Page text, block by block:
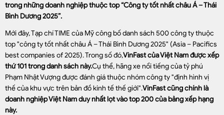
trong những doanh nghiệp thuộc top “Công ty tốt nhất châu Á – Thái
Bình Dương 2025”.
Mới đây, Tạp chí TIME của Mỹ công bố danh sách 500 công ty thuộc
top "công ty tốt nhất châu Á – Thái Bình Dương 2025" (Asia – Pacifics
best companies of 2025). Trong số đó,VinFast của Việt Nam được xếp
thứ 101 trong danh sách này.Cụ thể, hãng xe nổi tiếng của tỷ phú
Phạm Nhật Vượng được đánh giá thuộc nhóm công ty "định hình vị
thế của khu vực trên bản đồ kinh tế thế giới".VinFast cũng chính là
doanh nghiệp Việt Nam duy nhất lọt vào top 200 của bảng xếp hạng
này.